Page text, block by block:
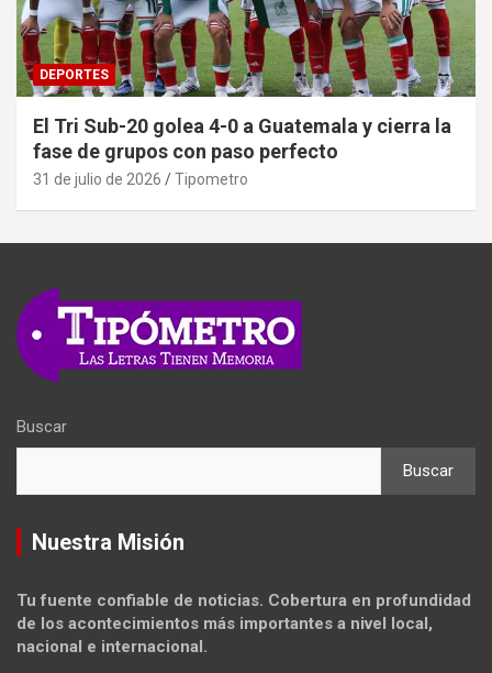
DEPORTES
El Tri Sub-20 golea 4-0 a Guatemala y cierra la
fase de grupos con paso perfecto
31 de julio de 2026 Tipometro
Buscar
Buscar
Nuestra Misión
Tu fuente confiable de noticias. Cobertura en profundidad
de los acontecimientos más importantes a nivel local,
nacional e internacional.